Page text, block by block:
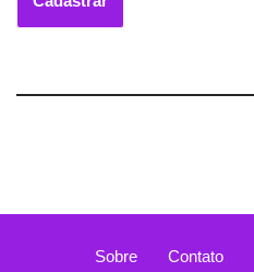
Sobre Contato